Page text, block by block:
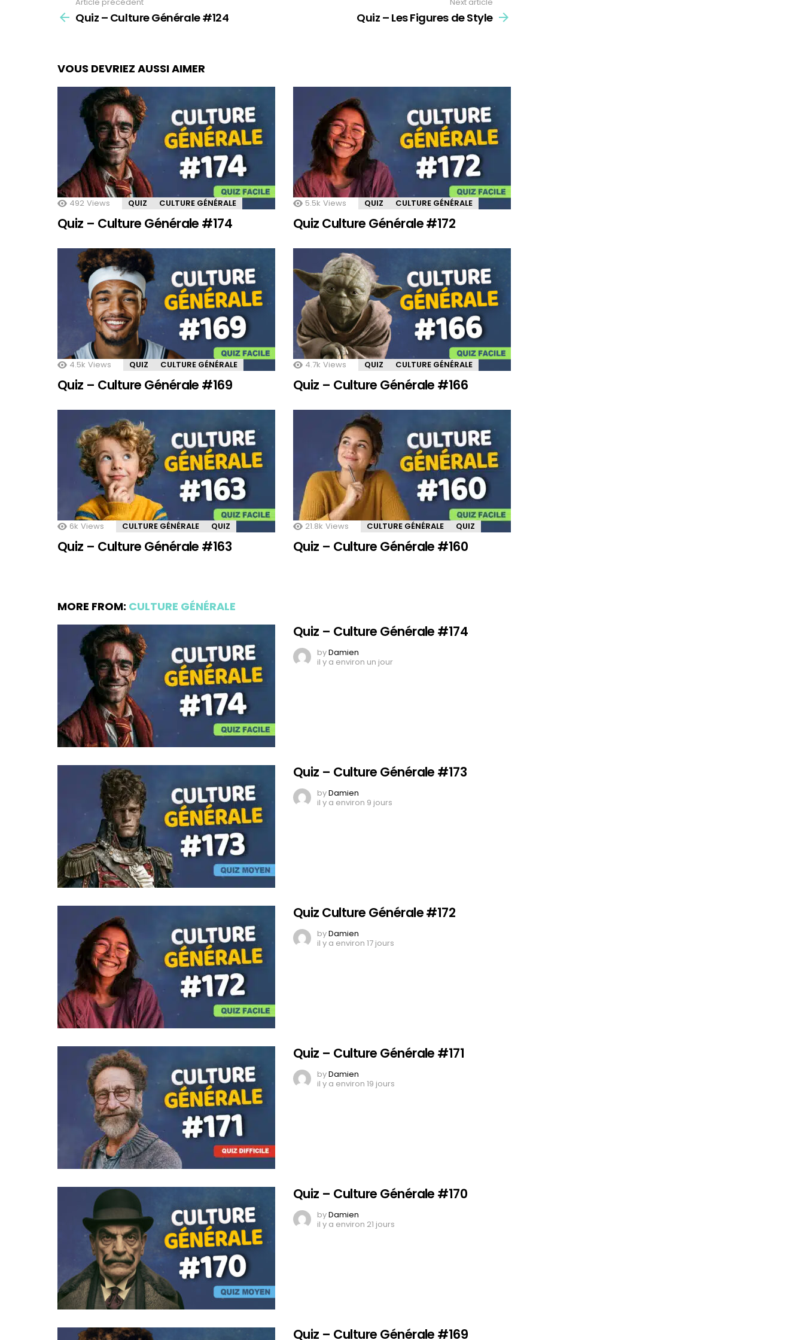
moreQuiz – Culture Générale #124 Quiz – Les Figures de Style
VOUS DEVRIEZ AUSSI AIMER
492 Views QUIZ CULTURE GÉNÉRALE
Quiz – Culture Générale #174
5.5k Views QUIZ CULTURE GÉNÉRALE
Quiz Culture Générale #172
4.5k Views QUIZ CULTURE GÉNÉRALE
Quiz – Culture Générale #169
4.7k Views QUIZ CULTURE GÉNÉRALE
Quiz – Culture Générale #166
6k Views CULTURE GÉNÉRALE QUIZ
Quiz – Culture Générale #163
21.8k Views CULTURE GÉNÉRALE QUIZ
Quiz – Culture Générale #160
MORE FROM: CULTURE GÉNÉRALE
Quiz – Culture Générale #174
byDamien
il y a environ un jour
Quiz – Culture Générale #173
byDamien
il y a environ 9 jours
Quiz Culture Générale #172
byDamien
il y a environ 17 jours
Quiz – Culture Générale #171
byDamien
il y a environ 19 jours
Quiz – Culture Générale #170
byDamien
il y a environ 21 jours
Quiz – Culture Générale #169